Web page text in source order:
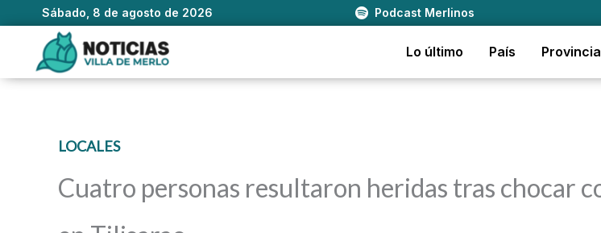
Sábado, 8 de agosto de 2026 Podcast Merlinos
contenido
Lo último País Provincia
LOCALES
Cuatro personas resultaron heridas tras chocar